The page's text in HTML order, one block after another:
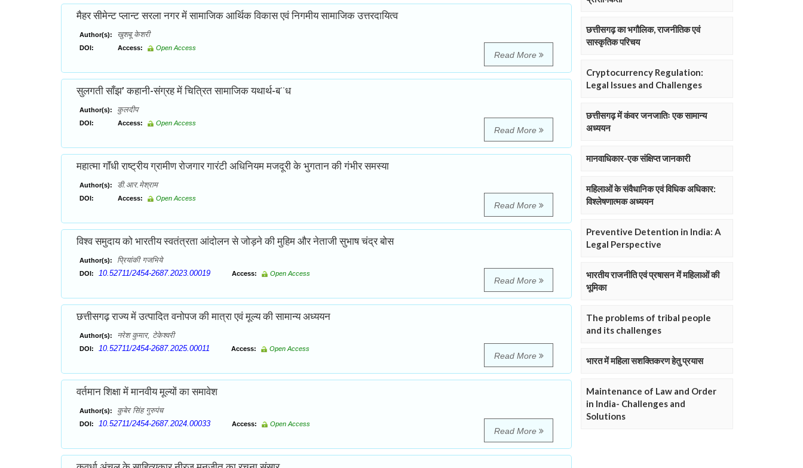
मैहर सीमेन्ट प्लान्ट सरला नगर में सामाजिक आर्थिक विकास एवं निगमीय सामाजिक उत्तरदायित्व
Author(s): खुशबू केशरी
DOI: Access: Open Access
Read More
सुलगती साँझ’ कहानी-संग्रह में चित्रित सामाजिक यथार्थ-ब¨ध
Author(s): कुलदीप
DOI: Access: Open Access
Read More
महात्मा गाॅंधी राष्ट्रीय ग्रामीण रोजगार गारंटी अधिनियम मजदूरी के भुगतान की गंभीर समस्या
Author(s): डी.आर.मेश्राम
DOI: Access: Open Access
Read More
विश्व समुदाय को भारतीय स्वतंत्रता आंदोलन से जोड़ने की मुहिम और नेताजी सुभाष चंद्र बोस
Author(s): प्रियांकी गजभिये
DOI: 10.52711/2454-2687.2023.00019 Access: Open Access
Read More
छत्तीसगढ़ राज्य में उत्पादित वनोपज की मात्रा एवं मूल्य की सामान्य अध्ययन
Author(s): नरेश कुमार, टेकेश्वरी
DOI: 10.52711/2454-2687.2025.00011 Access: Open Access
Read More
वर्तमान शिक्षा में मानवीय मूल्यों का समावेश
Author(s): कुबेर सिंह गुरुपंच
DOI: 10.52711/2454-2687.2024.00033 Access: Open Access
Read More
छत्तीसगढ़ का भगौलिक, राजनीतिक एवं
सास्कृतिक परिचय
Cryptocurrency Regulation:
Legal Issues and Challenges
छत्तीसगढ़ में कंवर जनजातिः एक सामान्य
अध्ययन
मानवाधिकार-एक संक्षिप्त जानकारी
महिलाओं के संवैधानिक एवं विधिक अधिकार:
विश्लेषणात्मक अध्ययन
Preventive Detention in India: A
Legal Perspective
भारतीय राजनीति एवं प्रषासन में महिलाओं की
भूमिका
The problems of tribal people
and its challenges
भारत में महिला सशक्तिकरण हेतु प्रयास
Maintenance of Law and Order
in India- Challenges and
Solutions